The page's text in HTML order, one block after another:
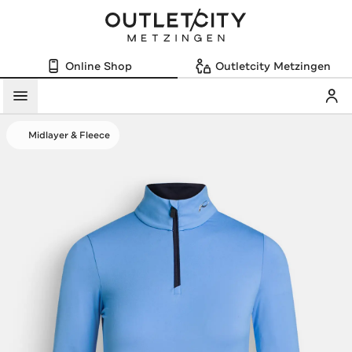
Online Shop Outletcity Metzingen
Menü
Midlayer & Fleece